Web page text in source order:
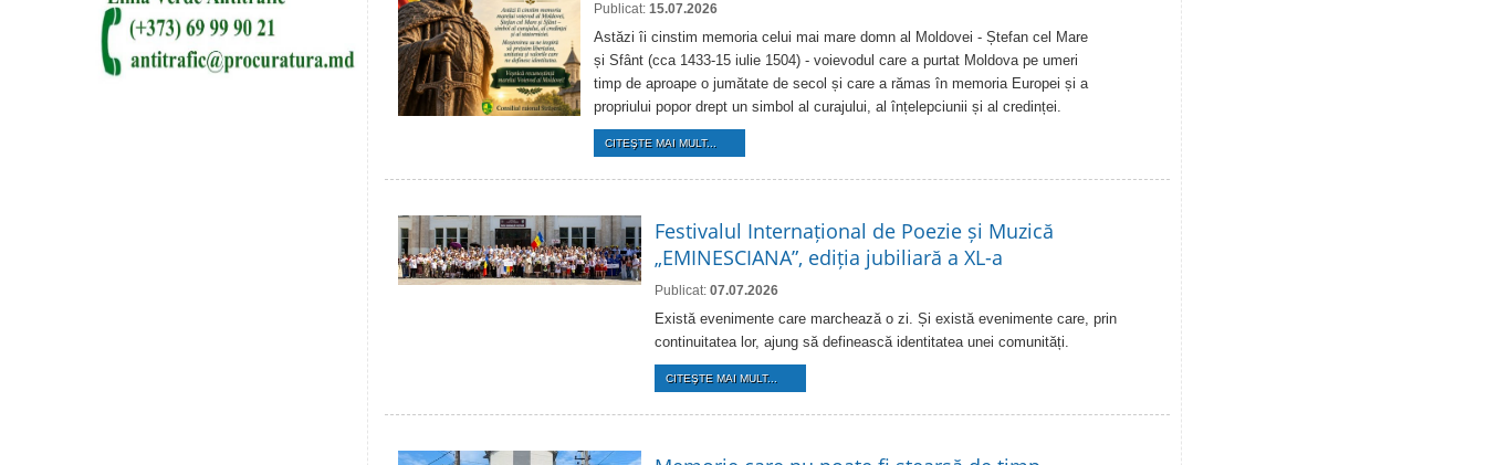
Publicat: 15.07.2026
Astăzi îi cinstim memoria celui mai mare domn al Moldovei - Ștefan cel Mare
și Sfânt (cca 1433-15 iulie 1504) - voievodul care a purtat Moldova pe umeri
timp de aproape o jumătate de secol și care a rămas în memoria Europei și a
propriului popor drept un simbol al curajului, al înțelepciunii și al credinței.
CITEŞTE MAI MULT...
Festivalul Internațional de Poezie și Muzică
„EMINESCIANA”, ediția jubiliară a XL-a
Publicat: 07.07.2026
Există evenimente care marchează o zi. Și există evenimente care, prin
continuitatea lor, ajung să definească identitatea unei comunități.
CITEŞTE MAI MULT...